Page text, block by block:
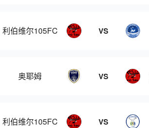
利伯维尔105FC VS
奥耶姆 VS
利伯维尔105FC VS